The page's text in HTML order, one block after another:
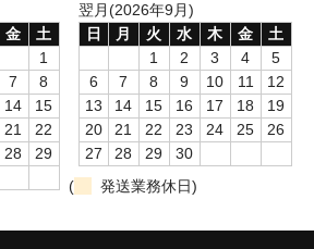
金
土
1
7
8
14
15
21
22
28
29
翌月(2026年9月)
日
月 火 水 木 金
土
1
2 3 4
5
6
7 8 9 10 11
12
13
14 15 16 17 18
19
20
21 22 23 24 25
26
27
28 29
30
(
発送業務休日)